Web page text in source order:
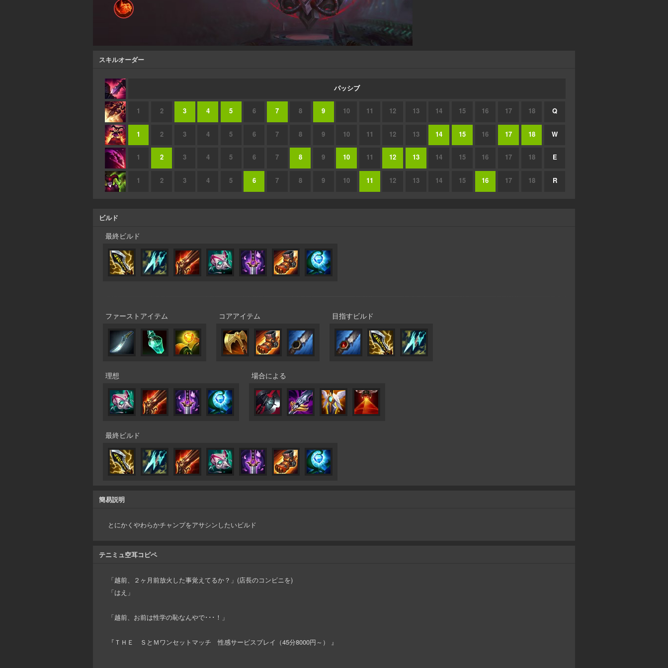
スキルオーダー
パッシブ
1 2 3 4 5 6 7 8 9 10 11 12 13 14 15 16 17 18 Q
1 2 3 4 5 6 7 8 9 10 11 12 13 14 15 16 17 18 W
1 2 3 4 5 6 7 8 9 10 11 12 13 14 15 16 17 18 E
1 2 3 4 5 6 7 8 9 10 11 12 13 14 15 16 17 18 R
ビルド
最終ビルド
ファーストアイテム コアアイテム 目指すビルド
理想 場合による
最終ビルド
簡易説明
とにかくやわらかチャンプをアサシンしたいビルド
テニミュ空耳コピペ
「越前、２ヶ月前放火した事覚えてるか？」(店長のコンビニを)
「はえ」
「越前、お前は性学の恥なんやで･･･！」
『ＴＨＥ ＳとＭワンセットマッチ 性感サービスプレイ（45分8000円～） 』